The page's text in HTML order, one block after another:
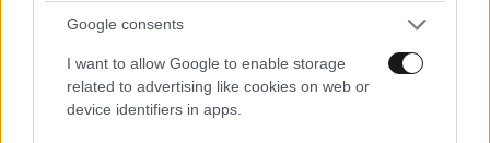
Google consents
I want to allow Google to enable storage
related to advertising like cookies on web or
device identifiers in apps.